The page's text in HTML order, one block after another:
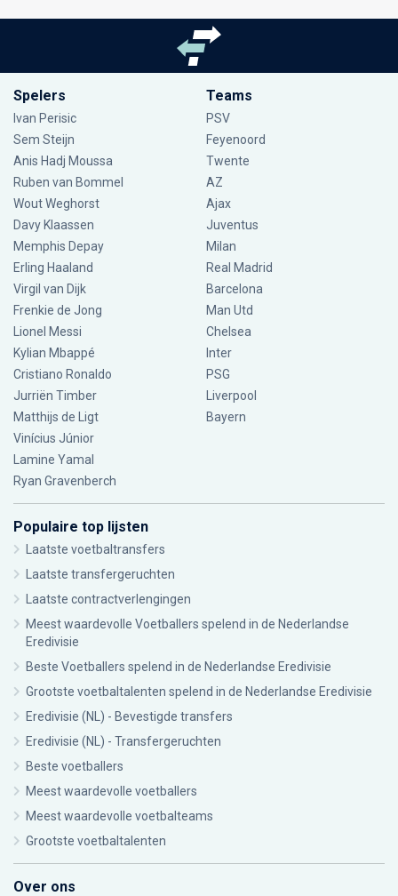
Spelers
Ivan Perisic
Sem Steijn
Anis Hadj Moussa
Ruben van Bommel
Wout Weghorst
Davy Klaassen
Memphis Depay
Erling Haaland
Virgil van Dijk
Frenkie de Jong
Lionel Messi
Kylian Mbappé
Cristiano Ronaldo
Jurriën Timber
Matthijs de Ligt
Vinícius Júnior
Lamine Yamal
Ryan Gravenberch
Teams
PSV
Feyenoord
Twente
AZ
Ajax
Juventus
Milan
Real Madrid
Barcelona
Man Utd
Chelsea
Inter
PSG
Liverpool
Bayern
Populaire top lijsten
Laatste voetbaltransfers
Laatste transfergeruchten
Laatste contractverlengingen
Meest waardevolle Voetballers spelend in de Nederlandse
Eredivisie
Beste Voetballers spelend in de Nederlandse Eredivisie
Grootste voetbaltalenten spelend in de Nederlandse Eredivisie
Eredivisie (NL) - Bevestigde transfers
Eredivisie (NL) - Transfergeruchten
Beste voetballers
Meest waardevolle voetballers
Meest waardevolle voetbalteams
Grootste voetbaltalenten
Over ons